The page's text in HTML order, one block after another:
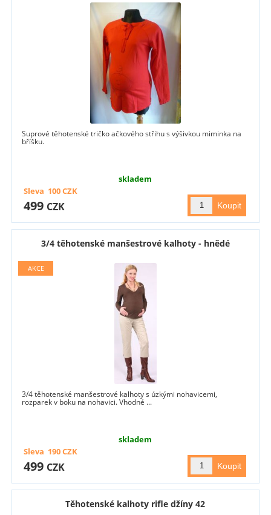
Suprové těhotenské tričko ačkového střihu s výšivkou miminka na
bříšku.
skladem
499 CZK
Sleva 100CZK
3/4 těhotenské manšestrové kalhoty - hnědé
3/4 těhotenské manšestrové kalhoty s úzkými nohavicemi,
rozparek v boku na nohavici. Vhodné ...
skladem
499 CZK
Sleva 190CZK
Těhotenské kalhoty rifle džíny 42